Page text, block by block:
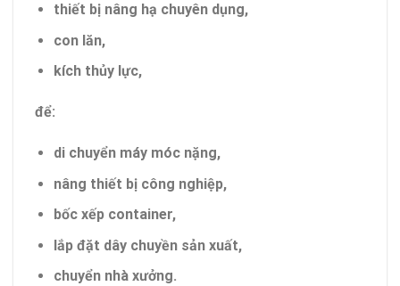
thiết bị nâng hạ chuyên dụng,
con lăn,
kích thủy lực,
để:
di chuyển máy móc nặng,
nâng thiết bị công nghiệp,
bốc xếp container,
lắp đặt dây chuyền sản xuất,
chuyển nhà xưởng.